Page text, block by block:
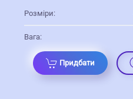
Розміри:
Вага:
Придбати